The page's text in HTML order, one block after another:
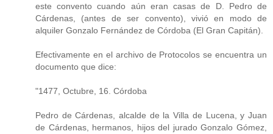
este convento cuando aún eran casas de D. Pedro de
Cárdenas, (antes de ser convento), vivió en modo de
alquiler Gonzalo Fernández de Córdoba (El Gran Capitán).
Efectivamente en el archivo de Protocolos se encuentra un
documento que dice:
"1477, Octubre, 16. Córdoba
Pedro de Cárdenas, alcalde de la Villa de Lucena, y Juan
de Cárdenas, hermanos, hijos del jurado Gonzalo Gómez,